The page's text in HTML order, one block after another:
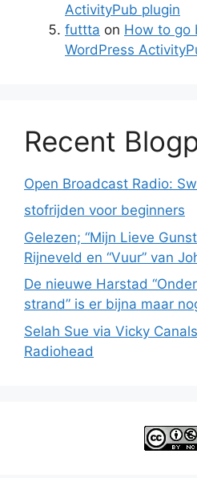
ActivityPub plugin
futtta on How to go
WordPress
Recent
Open Broadcast Radio:
stofrijden voor beginners
Gelezen; “Mijn Lieve
Rijneveld en “Vuur” van
De nieuwe Harstad
strand” is er bijna maar
Selah Sue via Vicky
Radiohead